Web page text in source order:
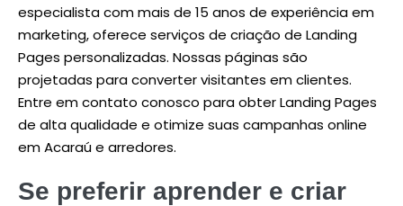
especialista com mais de 15 anos de experiência em
marketing, oferece serviços de criação de Landing
Pages personalizadas. Nossas páginas são
projetadas para converter visitantes em clientes.
Entre em contato conosco para obter Landing Pages
de alta qualidade e otimize suas campanhas online
em Acaraú e arredores.
Se preferir aprender e criar